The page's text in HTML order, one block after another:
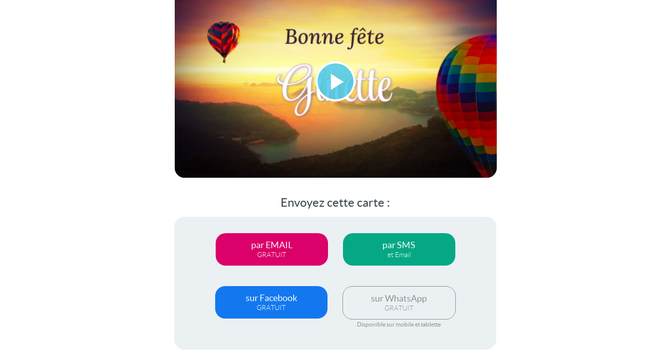
Lire
la
vidéo
Envoyez cette carte :
par EMAIL
GRATUIT
par SMS
et Email
sur Facebook
GRATUIT
sur WhatsApp
GRATUIT
Disponible sur mobile et tablette